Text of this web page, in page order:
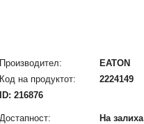
Производител:
EATON
Код на продуктот:
2224149
ID: 216876
Достапност: На залиха